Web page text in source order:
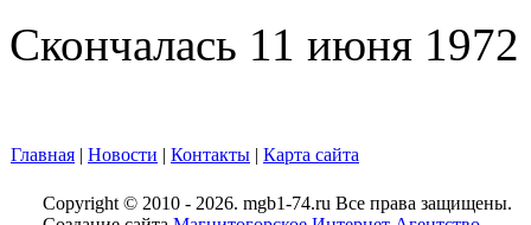
Скончалась 11 июня 1972
Главная | Новости | Контакты | Карта сайта
Copyright © 2010 - 2026. mgb1-74.ru Все права защищены.